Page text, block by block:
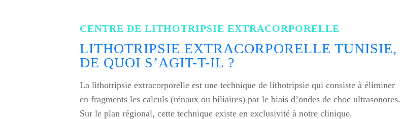
CENTRE DE LITHOTRIPSIE EXTRACORPORELLE
LITHOTRIPSIE EXTRACORPORELLE TUNISIE,
DE QUOI S’AGIT-T-IL ?
La lithotripsie extracorporelle est une technique de lithotripsie qui consiste à éliminer
en fragments les calculs (rénaux ou biliaires) par le biais d’ondes de choc ultrasonores.
Sur le plan régional, cette technique existe en exclusivité à notre clinique.